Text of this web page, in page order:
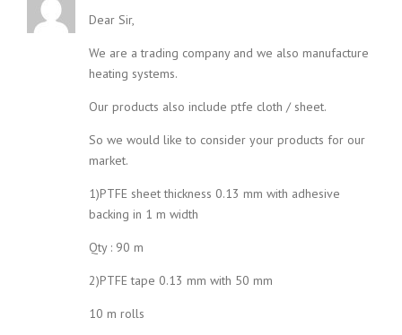
Dear Sir,
We are a trading company and we also manufacture
heating systems.
Our products also include ptfe cloth / sheet.
So we would like to consider your products for our
market.
1)PTFE sheet thickness 0.13 mm with adhesive
backing in 1 m width
Qty : 90 m
2)PTFE tape 0.13 mm with 50 mm
10 m rolls